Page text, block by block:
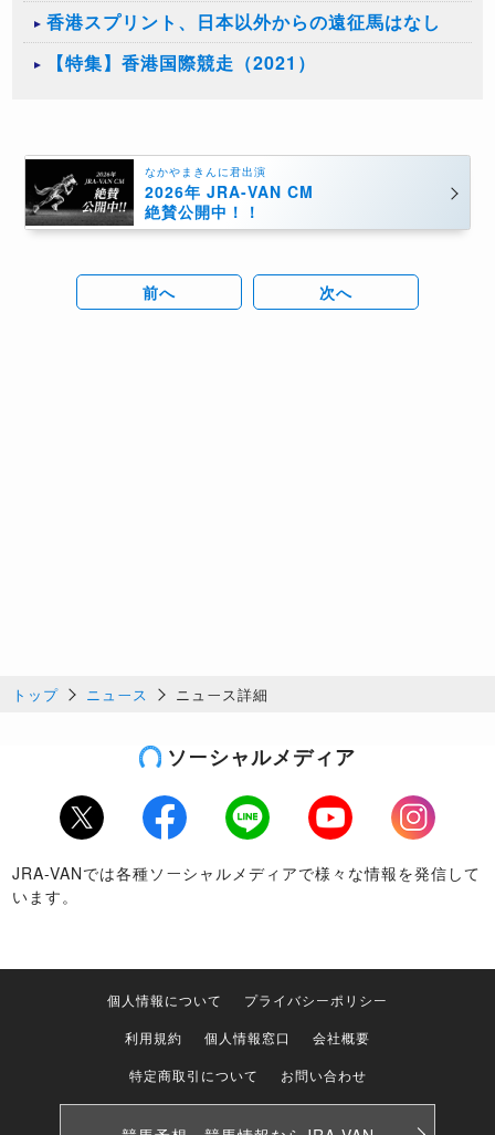
香港スプリント、日本以外からの遠征馬はなし
【特集】香港国際競走（2021）
なかやまきんに君出演
2026年 JRA-VAN CM
絶賛公開中！！
前へ 次へ
トップ ニュース ニュース詳細
ソーシャルメディア
Twitter Facebook LINE Youtube
Instagram
JRA-VANでは各種ソーシャルメディアで様々な情報を発信して
います。
個人情報について
プライバシーポリシー
利用規約
個人情報窓口
会社概要
特定商取引について
お問い合わせ